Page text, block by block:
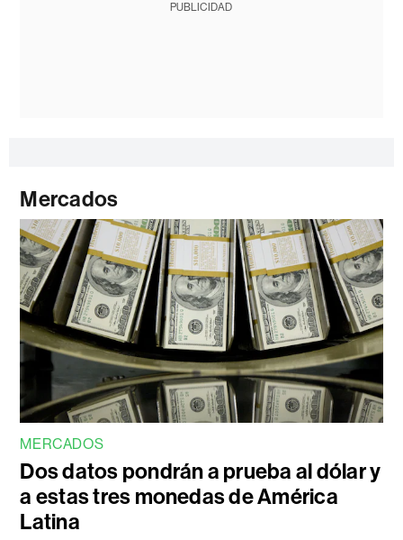
PUBLICIDAD
Mercados
MERCADOS
Dos datos pondrán a prueba al dólar y
a estas tres monedas de América
Latina